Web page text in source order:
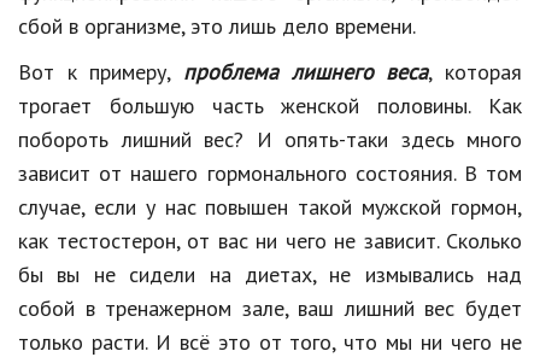
Работа и бизнес
Животные
Еда и напитки
Праздники и подарки
Кинематограф
Домашние животные
Семья и дети
сбой в организме, это лишь дело времени.
Вот к примеру, проблема лишнего веса, которая
трогает большую часть женской половины. Как
побороть лишний вес? И опять-таки здесь много
зависит от нашего гормонального состояния. В том
случае, если у нас повышен такой мужской гормон,
как тестостерон, от вас ни чего не зависит. Сколько
бы вы не сидели на диетах, не измывались над
собой в тренажерном зале, ваш лишний вес будет
только расти. И всё это от того, что мы ни чего не